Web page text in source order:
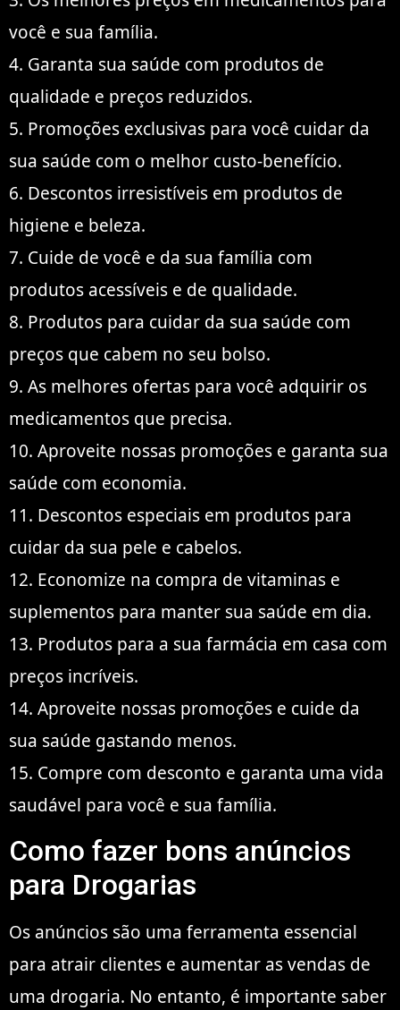
você e sua família.
4. Garanta sua saúde com produtos de
qualidade e preços reduzidos.
5. Promoções exclusivas para você cuidar da
sua saúde com o melhor custo-benefício.
6. Descontos irresistíveis em produtos de
higiene e beleza.
7. Cuide de você e da sua família com
produtos acessíveis e de qualidade.
8. Produtos para cuidar da sua saúde com
preços que cabem no seu bolso.
9. As melhores ofertas para você adquirir os
medicamentos que precisa.
10. Aproveite nossas promoções e garanta sua
saúde com economia.
11. Descontos especiais em produtos para
cuidar da sua pele e cabelos.
12. Economize na compra de vitaminas e
suplementos para manter sua saúde em dia.
13. Produtos para a sua farmácia em casa com
preços incríveis.
14. Aproveite nossas promoções e cuide da
sua saúde gastando menos.
15. Compre com desconto e garanta uma vida
saudável para você e sua família.
Como fazer bons anúncios
para Drogarias
Os anúncios são uma ferramenta essencial
para atrair clientes e aumentar as vendas de
uma drogaria. No entanto, é importante saber